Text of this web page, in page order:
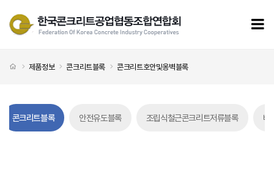
처음으로
제품정보 콘크리트블록 콘크리트호안및옹벽블록
콘크리트블록 안전유도블록 조립식철근콘크리트저류블록 배